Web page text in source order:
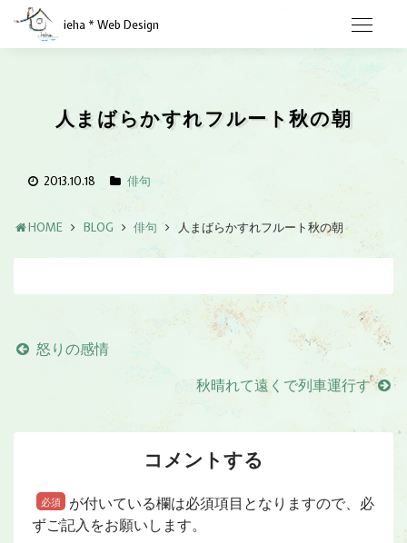
ieha * Web Design
人まばらかすれフルート秋の朝
2013.10.18 俳句
HOME BLOG 俳句 人まばらかすれフルート秋の朝
怒りの感情
秋晴れて遠くで列車運行す
コメントする
必須
が付いている欄は必須項目となりますので、必
ずご記入をお願いします。